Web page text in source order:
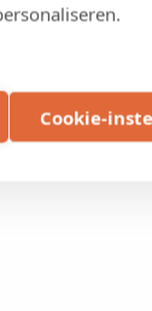
Cookie-